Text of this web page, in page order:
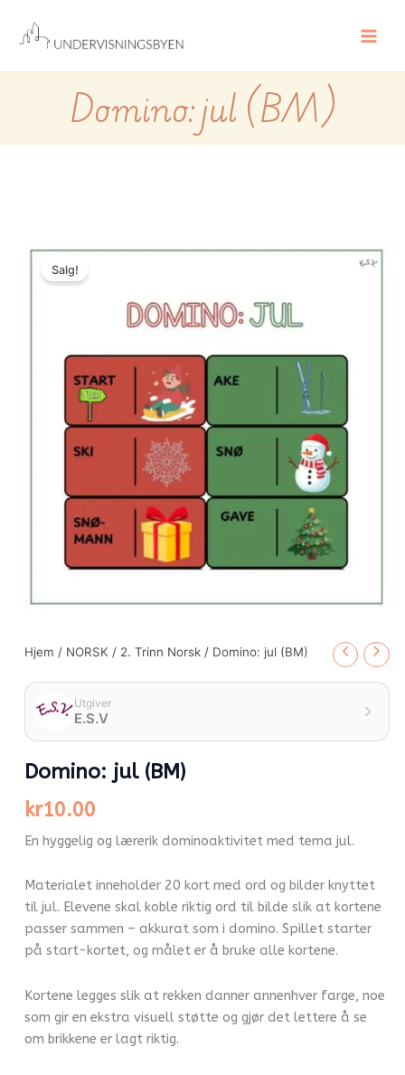
innholdet
Domino: jul (BM)
Hjem / NORSK / 2. Trinn Norsk / Domino: jul (BM)
Utgiver
E.S.V
Domino: jul (BM)
kr10.00
En hyggelig og lærerik dominoaktivitet med tema jul.
Materialet inneholder 20 kort med ord og bilder knyttet
til jul. Elevene skal koble riktig ord til bilde slik at kortene
passer sammen – akkurat som i domino. Spillet starter
på start-kortet, og målet er å bruke alle kortene.
Kortene legges slik at rekken danner annenhver farge, noe
som gir en ekstra visuell støtte og gjør det lettere å se
om brikkene er lagt riktig.
Domino:
(BM)
Salg!